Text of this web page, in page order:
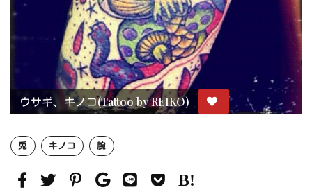
ウサギ、キノコ(Tattoo by REIKO)
兎 キノコ 腕